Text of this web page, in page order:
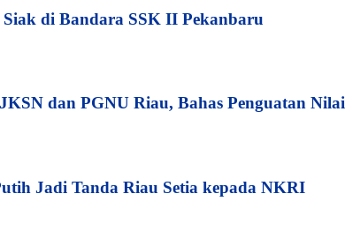
di Bandara SSK II Pekanbaru
dan PGNU Riau, Bahas Penguatan
Jadi Tanda Riau Setia kepada NKRI